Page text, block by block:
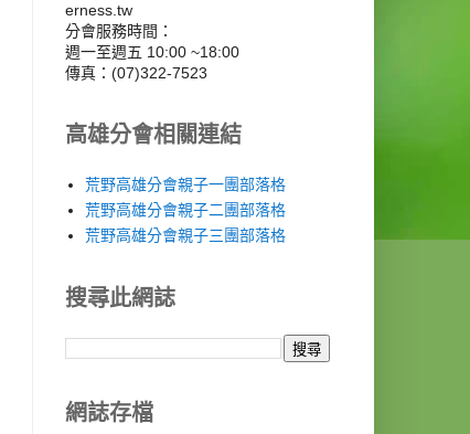
erness.tw
分會服務時間：
週一至週五 10:00 ~18:00
傳真：(07)322-7523
高雄分會相關連結
荒野高雄分會親子一團部落格
荒野高雄分會親子二團部落格
荒野高雄分會親子三團部落格
搜尋此網誌
網誌存檔